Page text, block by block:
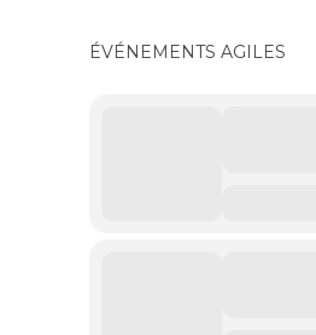
ÉVÉNEMENTS AGILES